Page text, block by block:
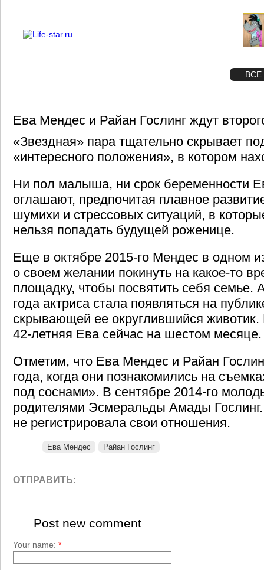
ВСЕ
Ева Мендес и Райан Гослинг ждут
«Звездная» пара тщательно скрывает
«интересного положения», в котором
Ни пол малыша, ни срок беременности
оглашают, предпочитая плавное
шумихи и стрессовых ситуаций, в
нельзя попадать будущей роженице.
Еще в октябре 2015-го Мендес в одном
о своем желании покинуть на какое-то
площадку, чтобы посвятить себя семье.
года актриса стала появляться на
скрывающей ее округлившийся
42-летняя Ева сейчас на шестом месяце.
Отметим, что Ева Мендес и Райан
года, когда они познакомились на
под соснами». В сентябре 2014-го
родителями Эсмеральды Амады
не регистрировала свои отношения.
Ева Мендес Райан Гослинг
ОТПРАВИТЬ:
Post new comment
Your name: *